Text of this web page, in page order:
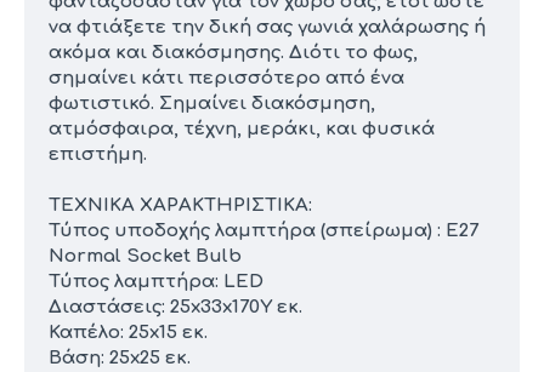
να φτιάξετε την δική σας γωνιά χαλάρωσης ή
ακόμα και διακόσμησης. Διότι το φως,
σημαίνει κάτι περισσότερο από ένα
φωτιστικό. Σημαίνει διακόσμηση,
ατμόσφαιρα, τέχνη, μεράκι, και φυσικά
επιστήμη.
ΤΕΧΝΙΚΑ ΧΑΡΑΚΤΗΡΙΣΤΙΚΑ:
Τύπος υποδοχής λαμπτήρα (σπείρωμα) : Ε27
Normal Socket Bulb
Τύπος λαμπτήρα: LED
Διαστάσεις: 25x33x170Υ εκ.
Καπέλο: 25x15 εκ.
Βάση: 25x25 εκ.